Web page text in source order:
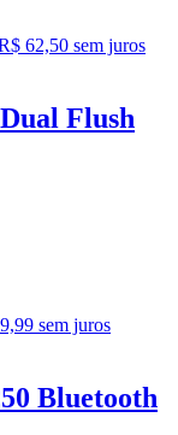
62,50 sem juros
Flush
sem juros
Bluetooth